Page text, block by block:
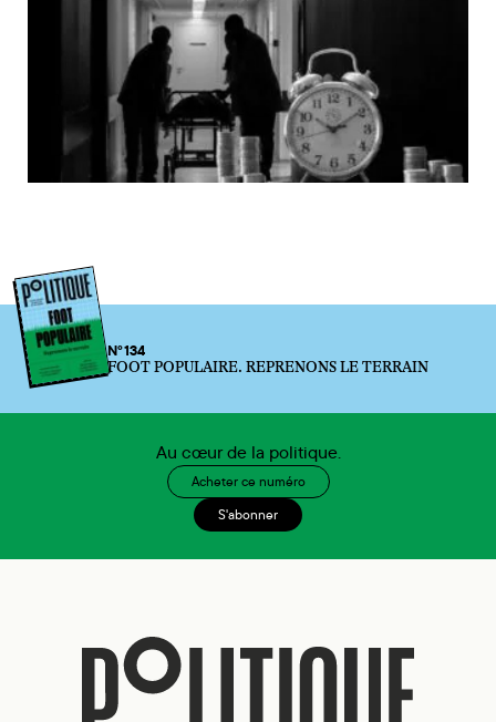
N°134
FOOT POPULAIRE. REPRENONS LE TERRAIN
Au cœur de la politique.
Acheter ce numéro
S'abonner